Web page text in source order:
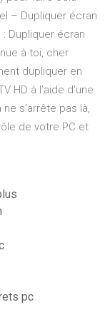
– Dupliquer écran
Dupliquer écran
à toi, cher
dupliquer en
HD à l’aide d’une
s’arrête pas là,
de votre PC et
pc